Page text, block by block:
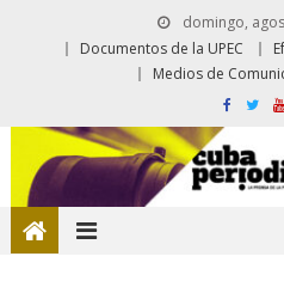
domingo,
Documentos de la UPEC
Medios de